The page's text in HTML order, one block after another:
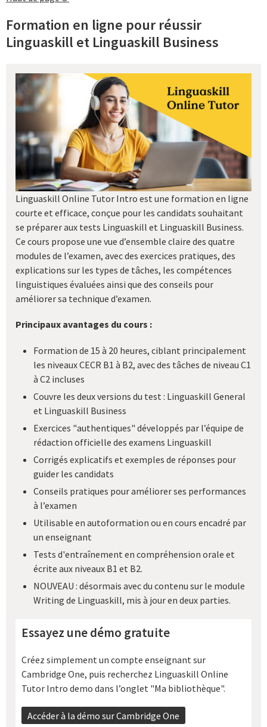
Formation en ligne pour réussir
Linguaskill et Linguaskill Business
Linguaskill Online Tutor Intro est une formation en ligne
courte et efficace, conçue pour les candidats souhaitant
se préparer aux tests Linguaskill et Linguaskill Business.
Ce cours propose une vue d’ensemble claire des quatre
modules de l’examen, avec des exercices pratiques, des
explications sur les types de tâches, les compétences
linguistiques évaluées ainsi que des conseils pour
améliorer sa technique d’examen.
Principaux avantages du cours :
Formation de 15 à 20 heures, ciblant principalement
les niveaux CECR B1 à B2, avec des tâches de niveau C1
à C2 incluses
Couvre les deux versions du test : Linguaskill General
et Linguaskill Business
Exercices "authentiques" développés par l’équipe de
rédaction officielle des examens Linguaskill
Corrigés explicatifs et exemples de réponses pour
guider les candidats
Conseils pratiques pour améliorer ses performances
à l’examen
Utilisable en autoformation ou en cours encadré par
un enseignant
Tests d'entraînement en compréhension orale et
écrite aux niveaux B1 et B2.
NOUVEAU : désormais avec du contenu sur le module
Writing de Linguaskill, mis à jour en deux parties.
Essayez une démo gratuite
Créez simplement un compte enseignant sur
Cambridge One, puis recherchez Linguaskill Online
Tutor Intro demo dans l’onglet "Ma bibliothèque".
Accéder à la démo sur Cambridge One